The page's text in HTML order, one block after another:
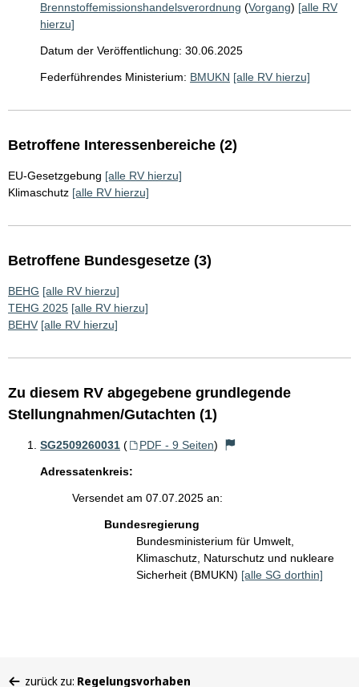
Brennstoffemissionshandelsverordnung (Vorgang) [alle RV
hierzu]
Datum der Veröffentlichung: 30.06.2025
Federführendes Ministerium: BMUKN [alle RV hierzu]
Betroffene Interessenbereiche (2)
EU-Gesetzgebung [alle RV hierzu]
Klimaschutz [alle RV hierzu]
Betroffene Bundesgesetze (3)
BEHG [alle RV hierzu]
TEHG 2025 [alle RV hierzu]
BEHV [alle RV hierzu]
Zu diesem RV abgegebene grundlegende
Stellungnahmen/Gutachten (1)
SG2509260031 ( PDF - 9 Seiten)
Adressatenkreis:
Versendet am 07.07.2025 an:
Bundesregierung
Bundesministerium für Umwelt,
Klimaschutz, Naturschutz und nukleare
Sicherheit (BMUKN) [alle SG dorthin]
zurück zu: Regelungsvorhaben